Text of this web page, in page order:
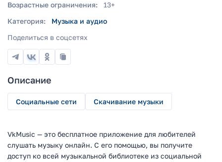
Возрастные ограничения:
13+
Категория:
Музыка и аудио
Поделиться в соцсетях
Описание
Социальные сети Скачивание музыки
VkMusic — это бесплатное приложение для любителей
слушать музыку онлайн. С его помощью, вы получите
доступ ко всей музыкальной библиотеке из социальной